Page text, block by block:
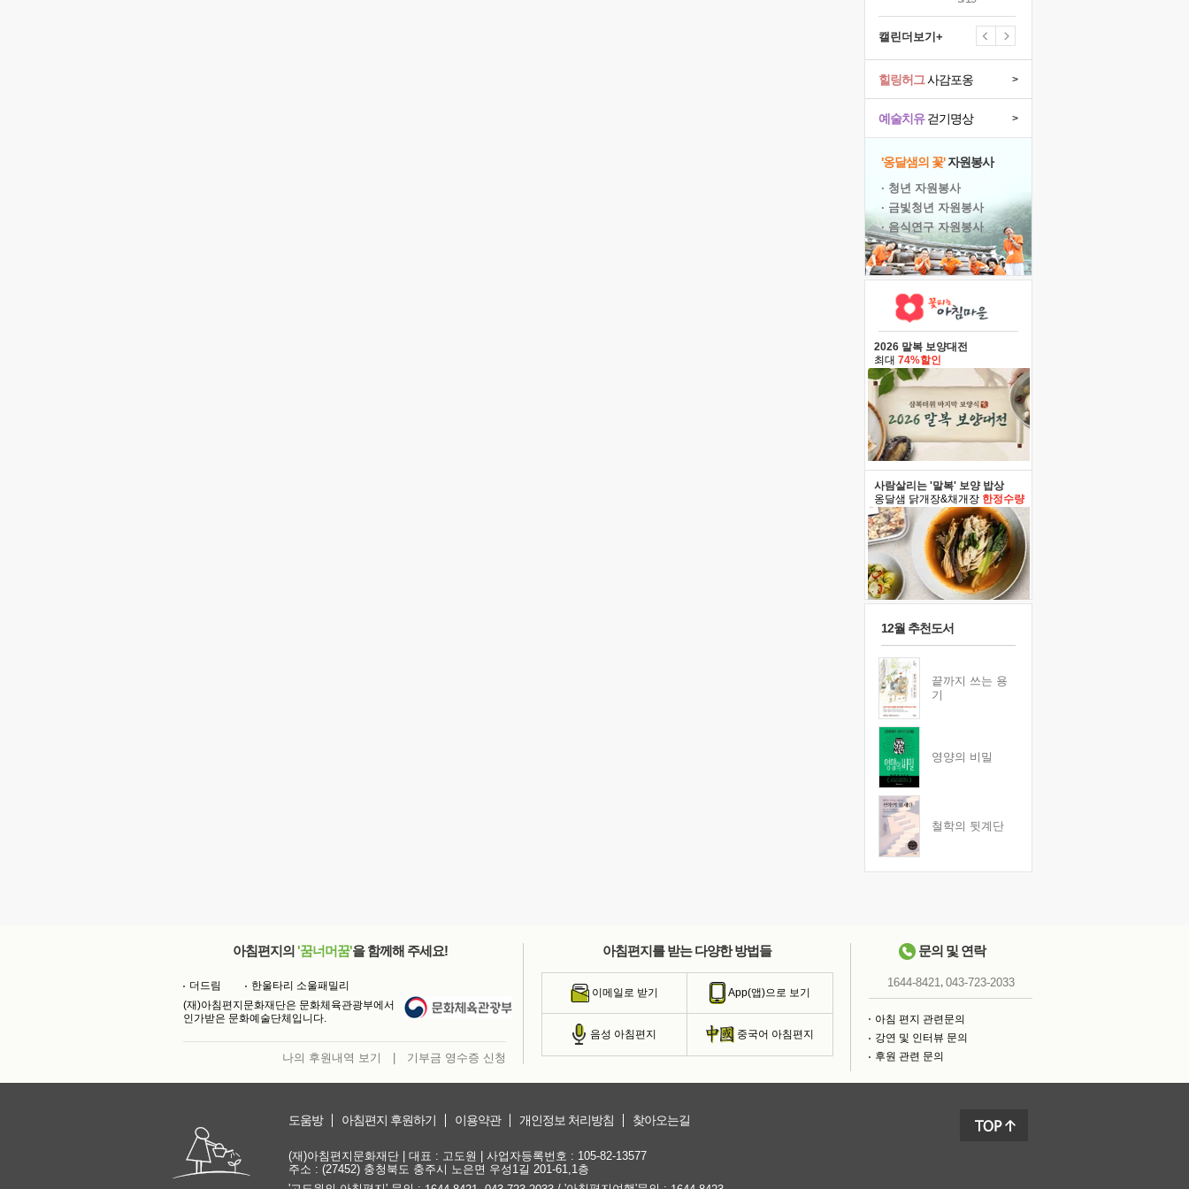
캘린더보기+
예술치유걷기명상 >
힐링허그사감포옹 >
'옹달샘의 꽃'자원봉사
· 청년 자원봉사
· 금빛청년 자원봉사
· 음식연구 자원봉사
2026 말복 보양대전
최대 74%할인
사람살리는 '말복' 보양 밥상
옹달샘 닭개장&채개장 한정수량
12월 추천도서
끝까지 쓰는 용
기
영양의 비밀
철학의 뒷계단
아침편지의 '꿈너머꿈'을 함께해 주세요!
더드림
한울타리 소울패밀리
(재)아침편지문화재단은 문화체육관광부에서
인가받은 문화예술단체입니다.
나의 후원내역 보기 기부금 영수증 신청
아침편지를 받는 다양한 방법들
이메일로 받기 App(앱)으로 보기
음성 아침편지 중국어 아침편지
문의 및 연락
1644-8421, 043-723-2033
아침 편지 관련문의
강연 및 인터뷰 문의
후원 관련 문의
도움방 아침편지 후원하기 이용약관 개인정보 처리방침 찾아오는길
(재)아침편지문화재단 | 대표 : 고도원 | 사업자등록번호 : 105-82-13577
주소 : (27452) 충청북도 충주시 노은면 우성1길 201-61,1층